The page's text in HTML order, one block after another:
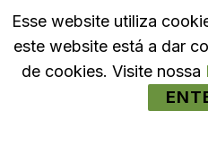
Quem Somos Fale Conosco
Esse website utiliza
este website está a dar
de cookies. Visite nossa